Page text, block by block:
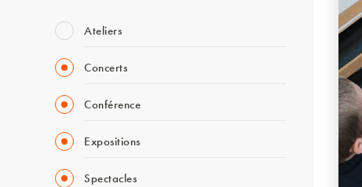
Ateliers
Concerts
Conférence
Expositions
Spectacles